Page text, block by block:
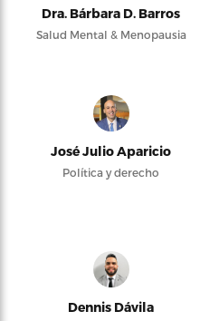
Dra. Bárbara D. Barros
Salud Mental & Menopausia
José Julio Aparicio
Política y derecho
Dennis Dávila